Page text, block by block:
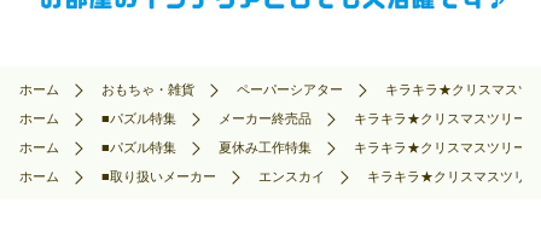
ホーム おもちゃ・雑貨 ペーパーシアター
キラキラ★クリスマス
ホーム
■パズル特集 メーカー終売品
キラキラ★クリスマスツリー
ホーム
■パズル特集 夏休み工作特集
キラキラ★クリスマスツリー
ホーム
■取り扱いメーカー エンスカイ キラキラ★クリスマスツリ